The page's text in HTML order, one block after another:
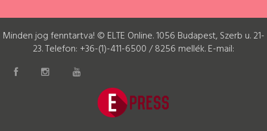
Minden jog fenntartva! © ELTE Online. 1056 Budapest, Szerb u. 21-
23. Telefon: +36-(1)-411-6500 / 8256 mellék. E-mail: